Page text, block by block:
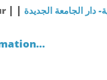
| دار الجامعة الجديدة |